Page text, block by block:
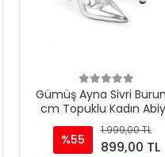
Gümüş Ayna Sivri
cm Topuklu Kadın
Ayakkabı
%55
1.999,00 TL
899,00 TL